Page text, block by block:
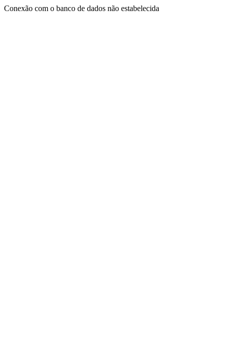
Conexão com o banco de dados não estabelecida